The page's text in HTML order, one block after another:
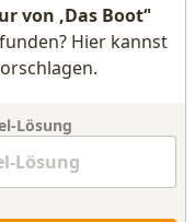
von ‚Das Boot‘'
Hier kannst
Lösung